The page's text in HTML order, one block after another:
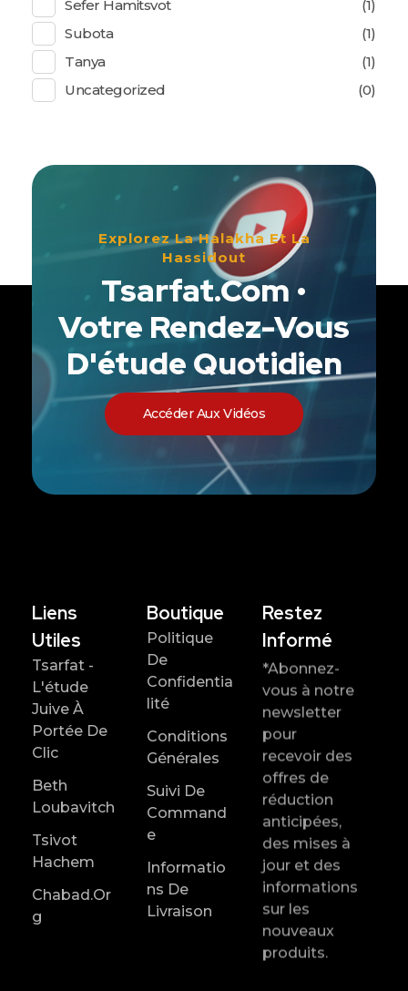
Sefer Hamitsvot
(1)
Subota
(1)
Tanya
(1)
Uncategorized
(0)
Explorez La Halakha Et La
Hassidout
Tsarfat.com •
Votre Rendez-Vous
D'étude Quotidien
Accéder Aux Vidéos
Liens
Utiles
Tsarfat -
L'étude
Juive À
Portée De
Clic
Beth
Loubavitch
Tsivot
Hachem
Chabad.or
G
Boutique
Politique
De
Confidentia
Lité
Conditions
Générales
Suivi De
Command
E
Informatio
Ns De
Livraison
Restez
Informé
*Abonnez-
vous à notre
newsletter
pour
recevoir des
offres de
réduction
anticipées,
des mises à
jour et des
informations
sur les
nouveaux
produits.